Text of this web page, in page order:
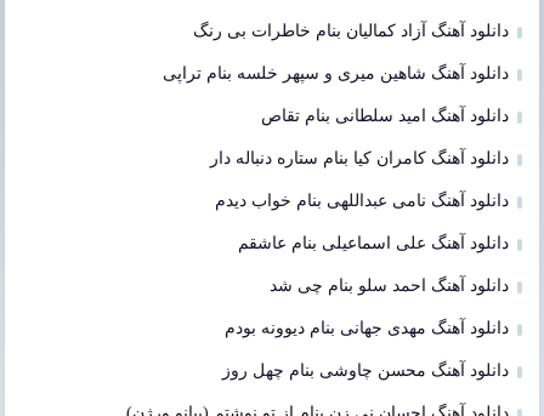
دانلود آهنگ آزاد کمالیان بنام خاطرات بی رنگ
دانلود آهنگ شاهین میری و سپهر خلسه بنام تراپی
دانلود آهنگ امید سلطانی بنام تقاص
دانلود آهنگ کامران کیا بنام ستاره دنباله دار
دانلود آهنگ نامی عبداللهی بنام خواب دیدم
دانلود آهنگ علی اسماعیلی بنام عاشقم
دانلود آهنگ احمد سلو بنام چی شد
دانلود آهنگ مهدی جهانی بنام دیوونه بودم
دانلود آهنگ محسن چاوشی بنام چهل روز